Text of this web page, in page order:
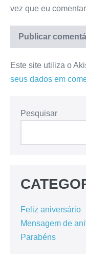
vez que eu
Este site utiliza o
seus dados em
Pesquisar
Feliz aniversário
Mensagem de
Parabéns